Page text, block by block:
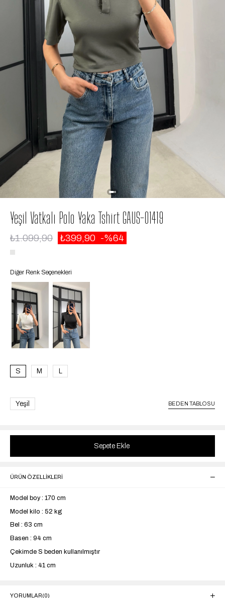
Yeşil Vatkalı Polo Yaka Tshirt GAUS-01419
₺1.099,90 ₺399,90 64
Diğer Renk Seçenekleri
S M
Yeşil BEDEN TABLOSU
ÜRÜN ÖZELLIKLERI
Model boy : 170 cm
Model kilo : 52 kg
Bel : 63 cm
Basen : 94 cm
Çekimde S beden kullanılmıştır
Uzunluk : 41 cm
YORUMLAR(0)